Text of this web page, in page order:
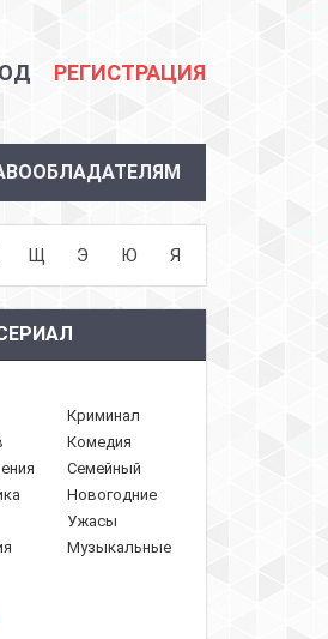
РЕГИСТРАЦИЯ
Щ Э Ю Я
Криминал
Комедия
Семейный
Новогодние
Ужасы
Музыкальные